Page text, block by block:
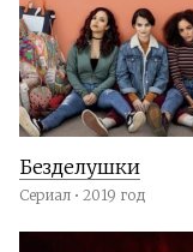
Безделушки
Сериал • 2019 год